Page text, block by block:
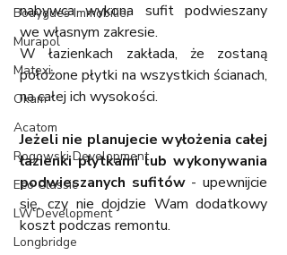
Bouygues Immobilier
Murapol
Matexi
Okam
Acatom
Rogowski Development
Eco Classic
LW Development
Longbridge
nabywca wykona sufit podwieszany
we własnym zakresie.
W łazienkach zakłada, że zostaną
położone płytki na wszystkich ścianach,
na całej ich wysokości.
Jeżeli nie planujecie wyłożenia całej
łazienki płytkami lub wykonywania
podwieszanych sufitów - upewnijcie
się, czy nie dojdzie Wam dodatkowy
koszt podczas remontu.